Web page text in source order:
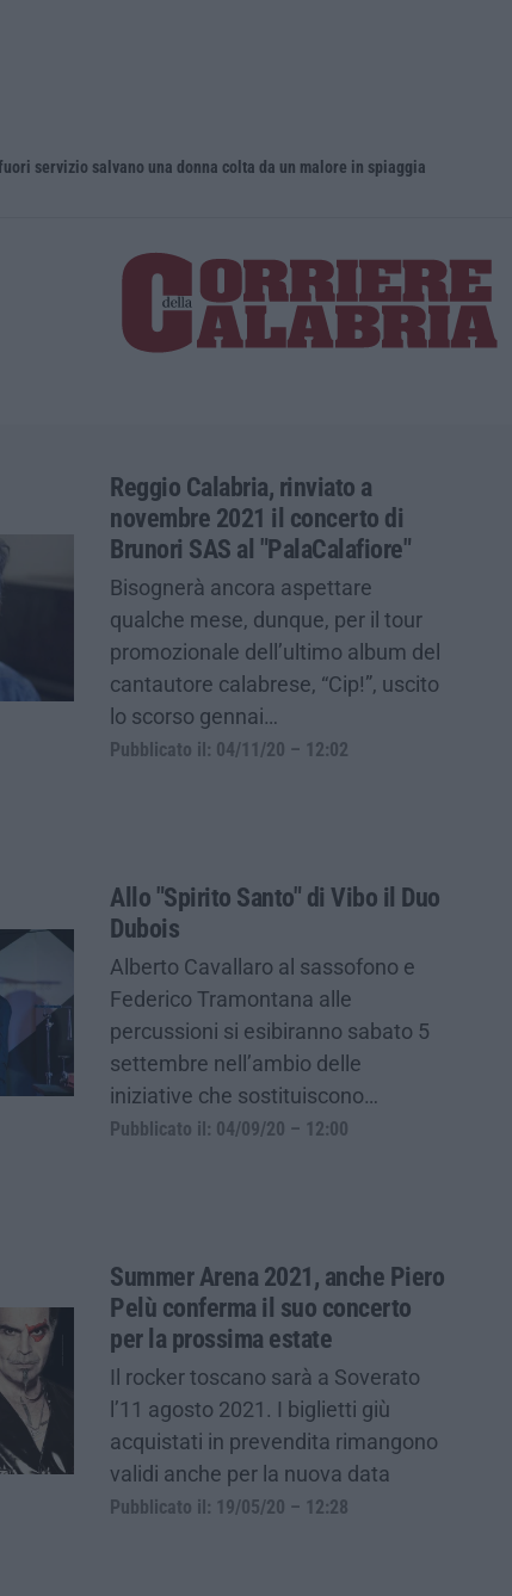
servizio salvano una donna colta da un malore in spiaggia
Reggio Calabria, rinviato a
novembre 2021 il concerto di
Brunori SAS al "PalaCalafiore"
Bisognerà ancora aspettare
qualche mese, dunque, per il tour
promozionale dell’ultimo album del
cantautore calabrese, “Cip!”, uscito
lo scorso gennai…
Pubblicato il: 04/11/20 – 12:02
Allo "Spirito Santo" di Vibo il Duo
Dubois
Alberto Cavallaro al sassofono e
Federico Tramontana alle
percussioni si esibiranno sabato 5
settembre nell’ambio delle
iniziative che sostituiscono…
Pubblicato il: 04/09/20 – 12:00
Summer Arena 2021, anche Piero
Pelù conferma il suo concerto
per la prossima estate
Il rocker toscano sarà a Soverato
l’11 agosto 2021. I biglietti giù
acquistati in prevendita rimangono
validi anche per la nuova data
Pubblicato il: 19/05/20 – 12:28